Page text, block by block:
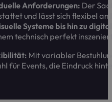
Anforderungen: Der
und lässt sich flexibel an
Systeme bis hin zu
technisch perfekt
Mit variabler
für Events, die Eindruck